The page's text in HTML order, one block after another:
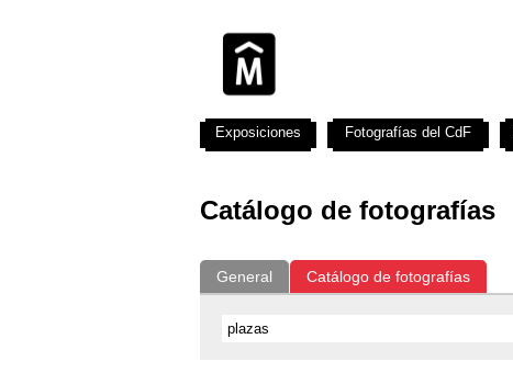
Catálogo de fotografías
General Catálogo de fotografías
Exposiciones Fotografías del CdF